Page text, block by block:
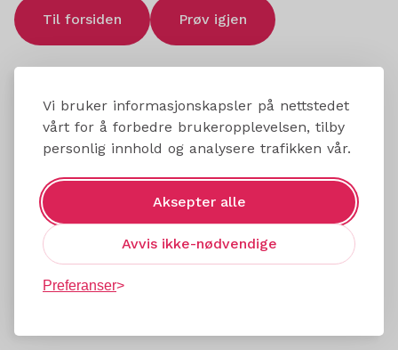
Vi bruker informasjonskapsler på nettstedet
vårt for å forbedre brukeropplevelsen, tilby
personlig innhold og analysere trafikken vår.
Aksepter alle
Avvis ikke-nødvendige
Preferanser
Til forsiden Prøv igjen